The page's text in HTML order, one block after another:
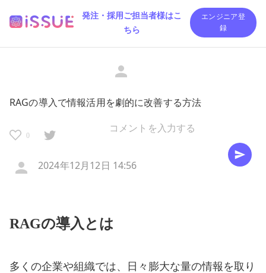
発注・採用ご担当者様はこ
ちら
エンジニア登
録
RAGの導入で情報活用を劇的に改善する方法
0
2024年12月12日 14:56
RAGの導入とは
多くの企業や組織では、日々膨大な量の情報を取り